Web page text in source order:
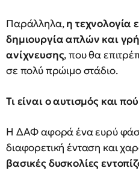
Παράλληλα,η τεχνολογία
δημιουργία απλών και
ανίχνευσης, που θα
σε πολύ πρώιμο στάδιο.
Τι είναι ο αυτισμός και
Η ΔΑΦ αφορά ένα ευρύ
διαφορετική ένταση και
βασικές δυσκολίες